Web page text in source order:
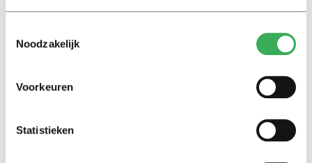
Noodzakelijk
Voorkeuren
Statistieken
misschien wel wat voor jou!
Het volgende PechaKucha evenement vindt plaats op
programma